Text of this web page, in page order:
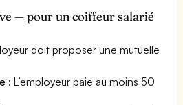
— pour un coiffeur salarié
doit proposer une mutuelle
: L’employeur paie au moins 50